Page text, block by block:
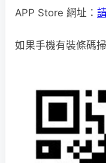
APP Store 網址：
如果手機有裝條碼